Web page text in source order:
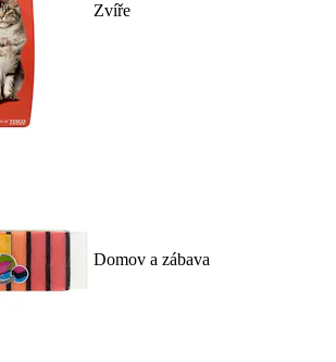
Zvíře
Domov a zábava